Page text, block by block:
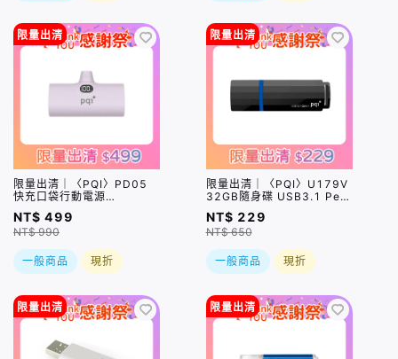
限量出清
限量出清｜〈PQI〉PD05
快充口袋行動電源
20W（USB-C）盒損品
NT$ 499
NT$ 990
一般商品 現折
限量出清
限量出清｜〈PQI〉U179V
32GB隨身碟 USB3.1 Pen
Drive 黑色
NT$ 229
NT$ 650
一般商品 現折
限量出清 限量出清